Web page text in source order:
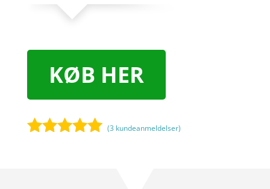
KØB HER
(3 kundeanmeldelser)